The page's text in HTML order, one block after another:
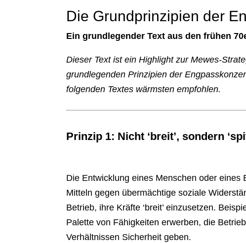
Die Grundprinzipien der
Ein grundlegender Text aus den frühen
Dieser Text ist ein Highlight zur Mewes-
grundlegenden Prinzipien der
folgenden Textes wärmsten empfohlen.
Prinzip 1: Nicht ‘breit’, sondern
Die Entwicklung eines Menschen oder
Mitteln gegen übermächtige soziale
Betrieb, ihre Kräfte ‘breit’ einzusetzen.
Palette von Fähigkeiten erwerben, die
Verhältnissen Sicherheit geben.